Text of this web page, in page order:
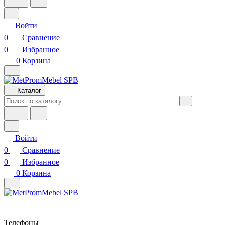
Войти
0
Сравнение
0
Избранное
0 Корзина
Каталог
Войти
0
Сравнение
0
Избранное
0 Корзина
Телефоны